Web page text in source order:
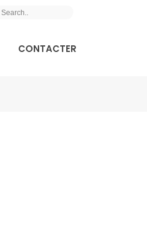
CONTACTER